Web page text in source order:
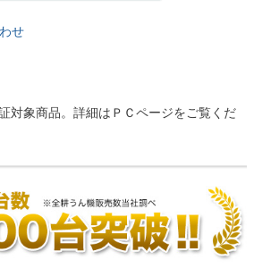
せ
対象商品。詳細はＰＣページをご覧くだ